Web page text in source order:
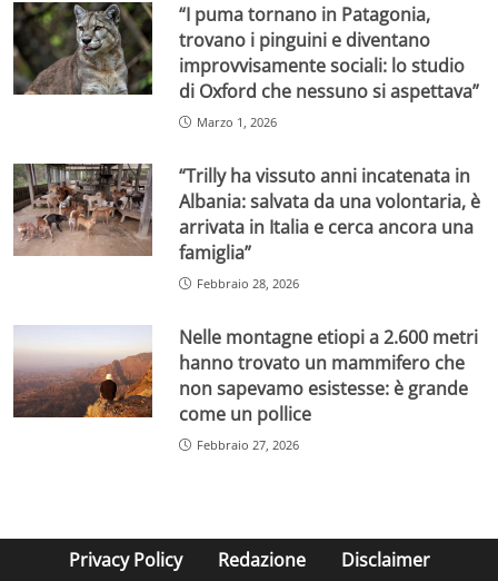
“I puma tornano in Patagonia,
trovano i pinguini e diventano
improvvisamente sociali: lo studio
di Oxford che nessuno si aspettava”
Marzo 1, 2026
“Trilly ha vissuto anni incatenata in
Albania: salvata da una volontaria, è
arrivata in Italia e cerca ancora una
famiglia”
Febbraio 28, 2026
Nelle montagne etiopi a 2.600 metri
hanno trovato un mammifero che
non sapevamo esistesse: è grande
come un pollice
Febbraio 27, 2026
Privacy Policy Redazione Disclaimer